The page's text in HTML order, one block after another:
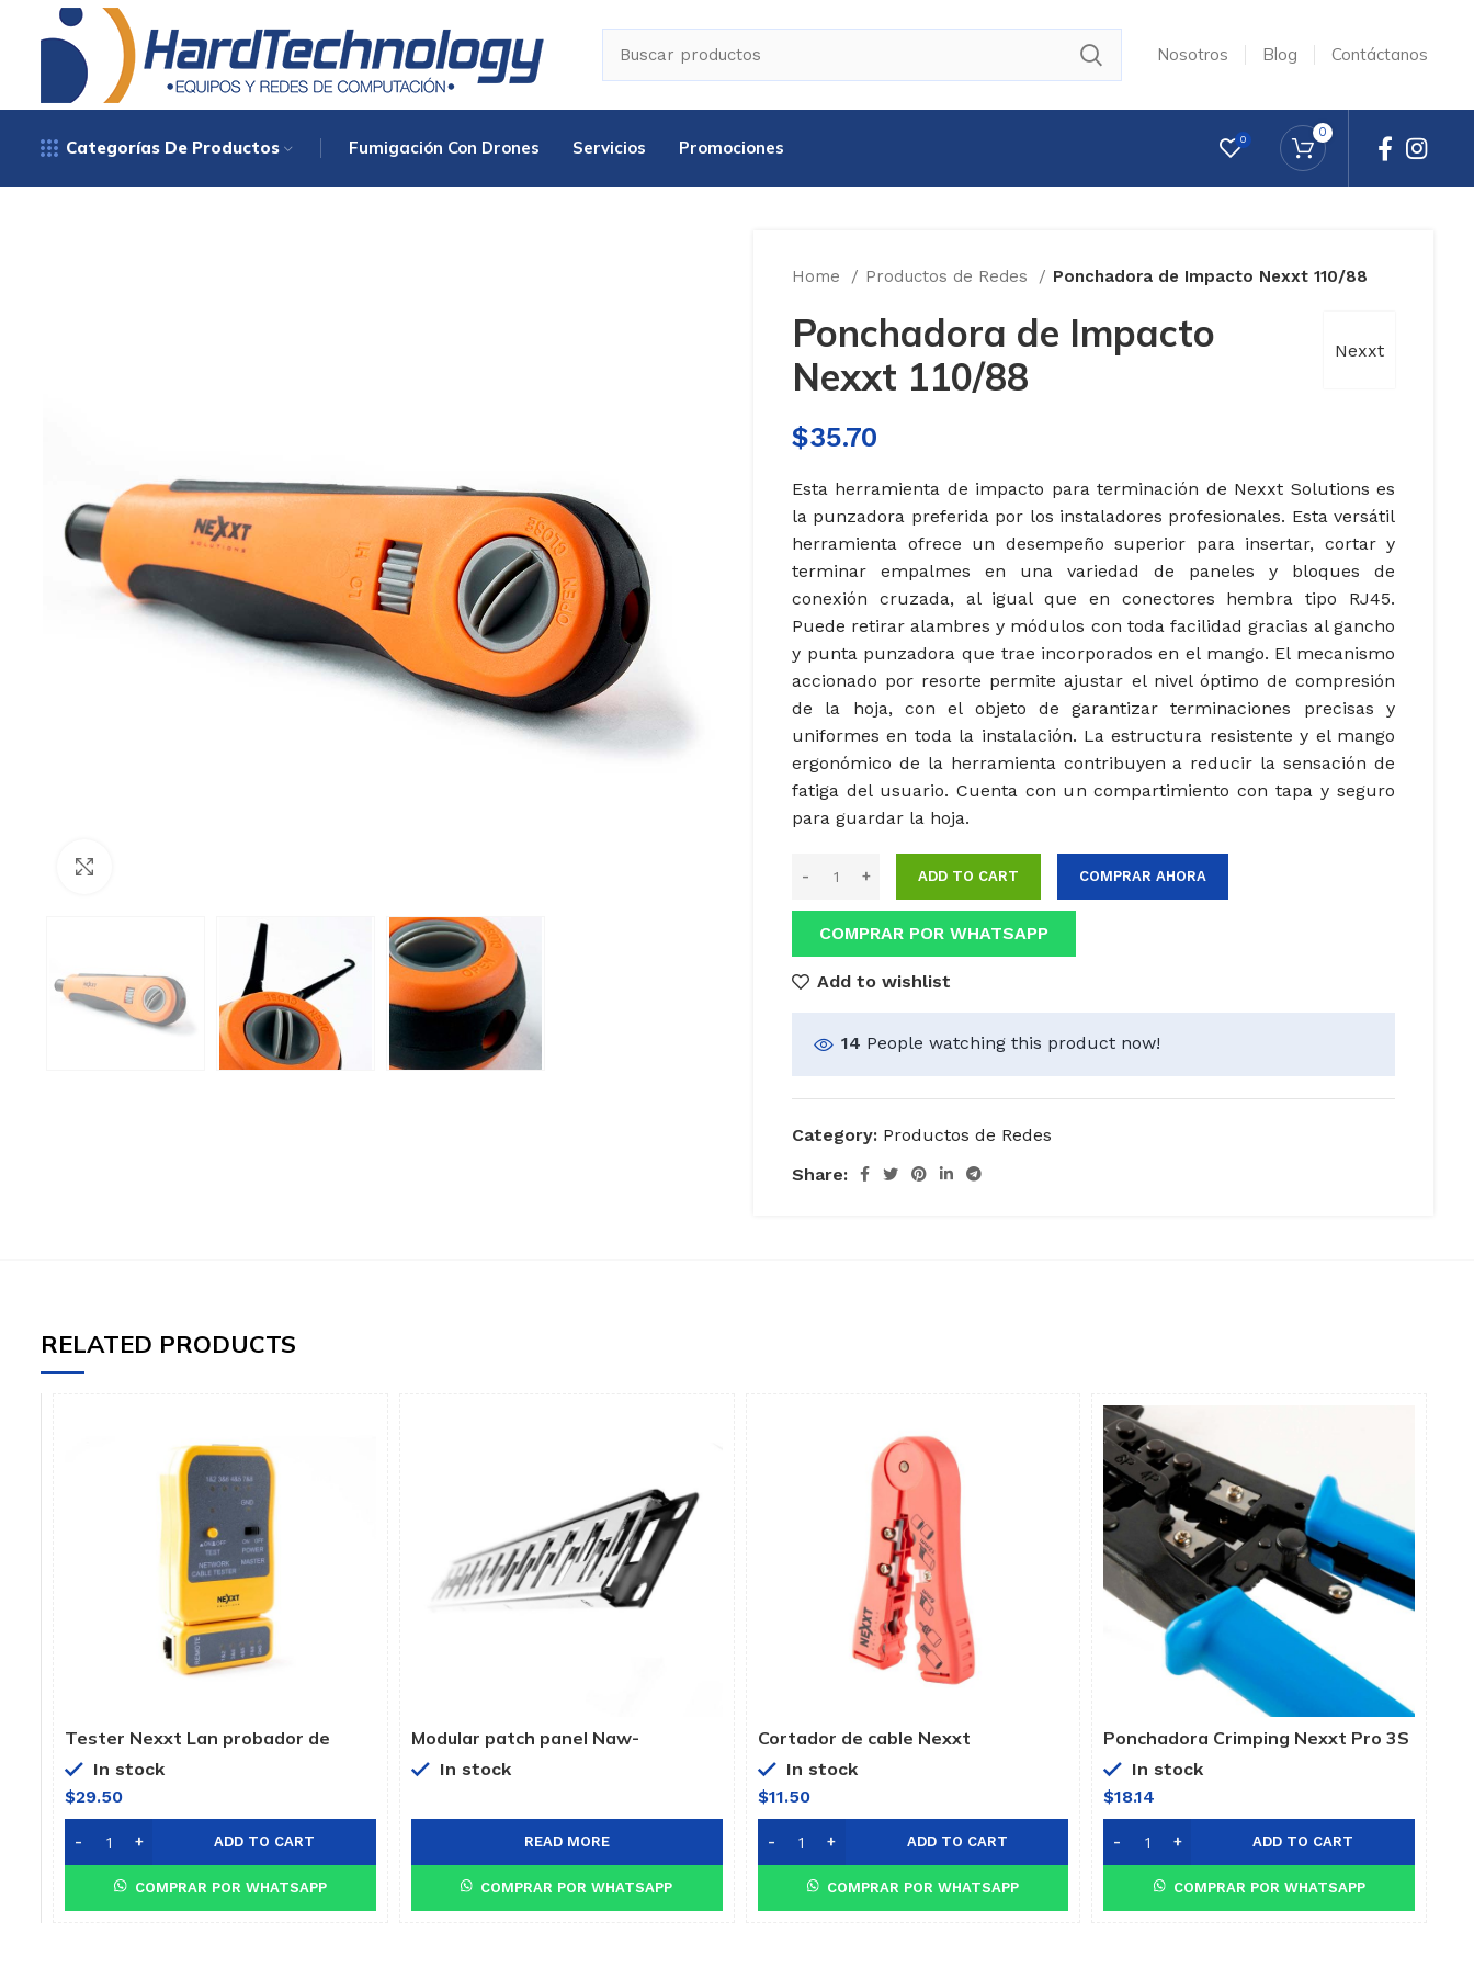
Nosotros Blog Contáctanos
Categorías De Productos Fumigación Con Drones Servicios Promociones 0 0
Home Productos de Redes Ponchadora de Impacto Nexxt 110/88
Nexxt
Ponchadora de Impacto
Nexxt 110/88
$35.70
Esta herramienta de impacto para terminación de Nexxt Solutions es
la punzadora preferida por los instaladores profesionales. Esta versátil
herramienta ofrece un desempeño superior para insertar, cortar y
terminar empalmes en una variedad de paneles y bloques de
conexión cruzada, al igual que en conectores hembra tipo RJ45.
Puede retirar alambres y módulos con toda facilidad gracias al gancho
y punta punzadora que trae incorporados en el mango. El mecanismo
accionado por resorte permite ajustar el nivel óptimo de compresión
de la hoja, con el objeto de garantizar terminaciones precisas y
uniformes en toda la instalación. La estructura resistente y el mango
ergonómico de la herramienta contribuyen a reducir la sensación de
fatiga del usuario. Cuenta con un compartimiento con tapa y seguro
para guardar la hoja.
ADD TO CART COMPRAR AHORA
COMPRAR POR WHATSAPP
Add to wishlist
14 People watching this product now!
Category: Productos de Redes
Share:
RELATED PRODUCTS
Tester Nexxt Lan probador de
cables
In stock
$29.50
ADD TO CART
COMPRAR POR WHATSAPP
Modular patch panel Naw-
PNEL6A24
In stock
READ MORE
COMPRAR POR WHATSAPP
Cortador de cable Nexxt
In stock
$11.50
ADD TO CART
COMPRAR POR WHATSAPP
Ponchadora Crimping Nexxt Pro 3S
In stock
$18.14
ADD TO CART
COMPRAR POR WHATSAPP